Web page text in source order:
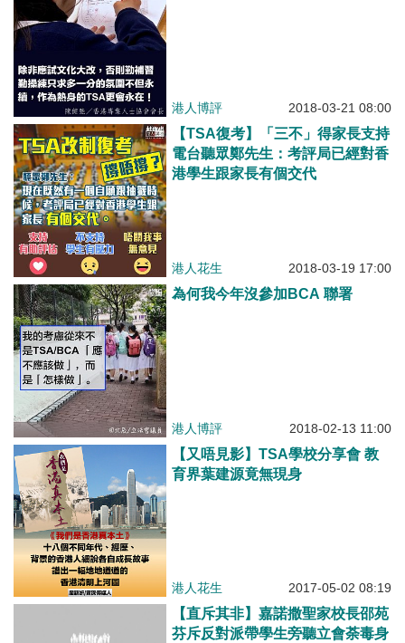
港人博評 2018-03-21 08:00
【TSA復考】「三不」得家長支持
電台聽眾鄭先生：考評局已經對香
港學生跟家長有個交代
港人花生 2018-03-19 17:00
為何我今年沒參加BCA 聯署
港人博評 2018-02-13 11:00
【又唔見影】TSA學校分享會 教
育界葉建源竟無現身
港人花生 2017-05-02 08:19
【直斥其非】嘉諾撒聖家校長邵苑
芬斥反對派帶學生旁聽立會荼毒身